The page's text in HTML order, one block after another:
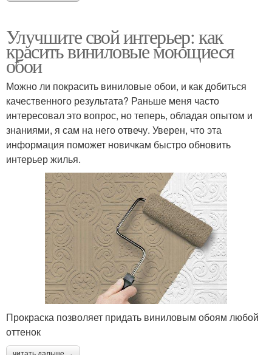
Улучшите свой интерьер: как
красить виниловые моющиеся
обои
Можно ли покрасить виниловые обои, и как добиться
качественного результата? Раньше меня часто
интересовал это вопрос, но теперь, обладая опытом и
знаниями, я сам на него отвечу. Уверен, что эта
информация поможет новичкам быстро обновить
интерьер жилья.
Прокраска позволяет придать виниловым обоям любой
оттенок